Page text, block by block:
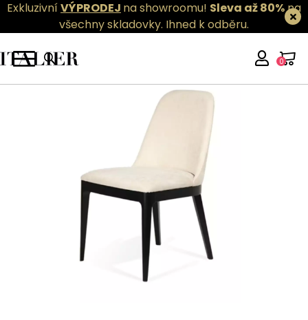
ExkluzivníVÝPRODEJ na showroomu! Sleva až 80%na
všechny skladovky. Ihned k odběru.
0